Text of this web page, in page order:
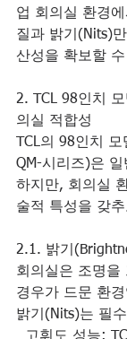
업 회의실 환경
질과 밝기(Nits)
산성을 확보할
2. TCL 98인치
의실 적합성
TCL의 98인치
QM-시리즈)은
하지만, 회의실
술적 특성을 갖
2.1. 밝기
회의실은 조명을
경우가 드문 환
밝기(Nits)는 필